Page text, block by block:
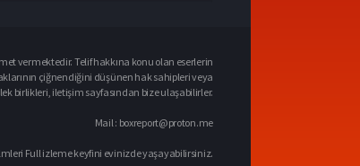
vermektedir. Telif hakkına konu olan eserlerin
çiğnendiğini düşünen hak sahipleri veya
birlikleri, iletişim sayfasından bize ulaşabilirler.
Mail : boxreport@proton.me
Full izleme keyfini evinizde yaşayabilirsiniz.